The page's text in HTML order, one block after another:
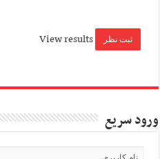
View results
ورود سریع